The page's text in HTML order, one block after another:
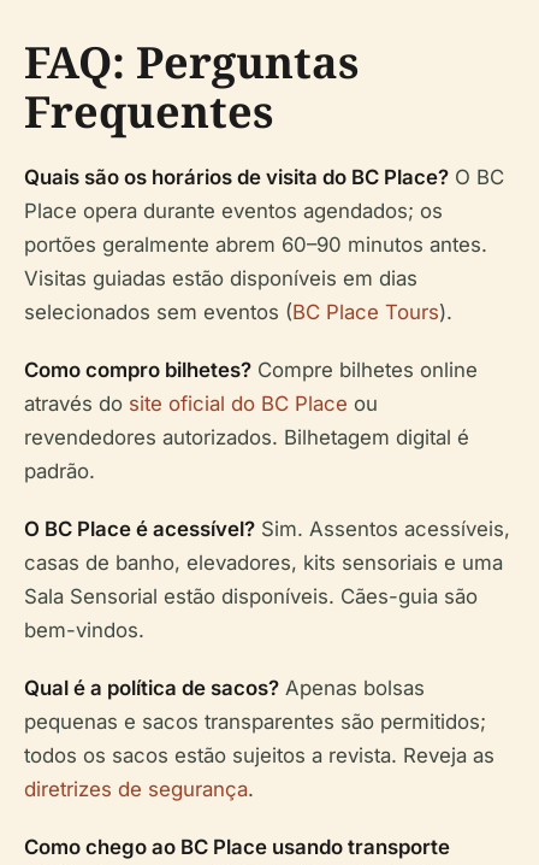
FAQ: Perguntas
Frequentes
Quais são os horários de visita do BC Place? O BC
Place opera durante eventos agendados; os
portões geralmente abrem 60–90 minutos antes.
Visitas guiadas estão disponíveis em dias
selecionados sem eventos (BC Place Tours).
Como compro bilhetes? Compre bilhetes online
através do site oficial do BC Place ou
revendedores autorizados. Bilhetagem digital é
padrão.
O BC Place é acessível? Sim. Assentos acessíveis,
casas de banho, elevadores, kits sensoriais e uma
Sala Sensorial estão disponíveis. Cães-guia são
bem-vindos.
Qual é a política de sacos? Apenas bolsas
pequenas e sacos transparentes são permitidos;
todos os sacos estão sujeitos a revista. Reveja as
diretrizes de segurança.
Como chego ao BC Place usando transporte